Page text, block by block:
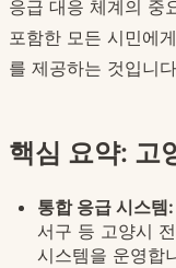
응급 대응 체계의 중
포함한 모든 시민에
를 제공하는 것입니
핵심 요약: 고
통합 응급 시스템:
서구 등 고양시
시스템을 운영합